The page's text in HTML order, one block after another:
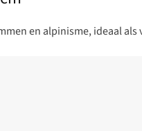
en alpinisme, ideaal